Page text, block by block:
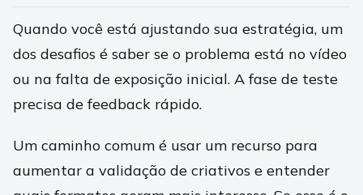
Quando você está ajustando sua estratégia, um
dos desafios é saber se o problema está no vídeo
ou na falta de exposição inicial. A fase de teste
precisa de feedback rápido.
Um caminho comum é usar um recurso para
aumentar a validação de criativos e entender